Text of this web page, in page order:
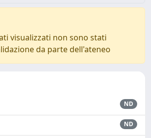
visualizzati non sono stati
da parte dell'ateneo
ND
ND